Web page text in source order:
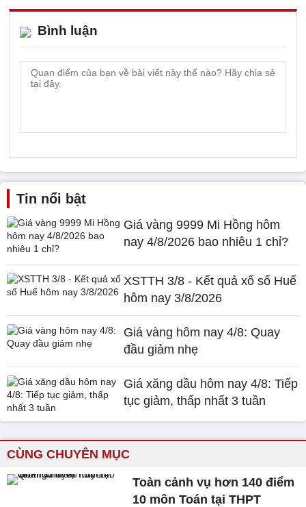
Bình luận
Tin nổi bật
Giá vàng 9999 Mi Hồng hôm
nay 4/8/2026 bao nhiêu 1 chỉ?
XSTTH 3/8 - Kết quả xổ số Huế
hôm nay 3/8/2026
Giá vàng hôm nay 4/8: Quay
đầu giảm nhẹ
Giá xăng dầu hôm nay 4/8: Tiếp
tục giảm, thấp nhất 3 tuần
CÙNG CHUYÊN MỤC
Toàn cảnh vụ hơn 140 điểm
10 môn Toán tại THPT